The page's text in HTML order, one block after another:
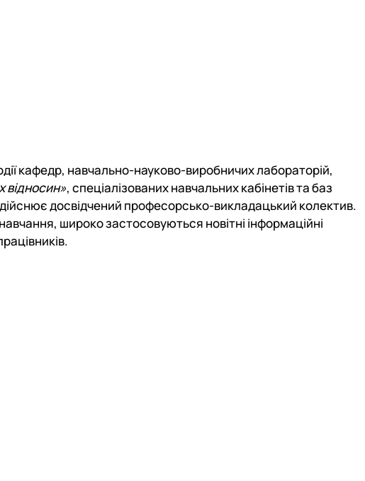
кафедр, навчально-науково-виробничих лабораторій,
відносин», спеціалізованих навчальних кабінетів та баз
досвідчений професорсько-викладацький колектив.
широко застосовуються новітні інформаційні